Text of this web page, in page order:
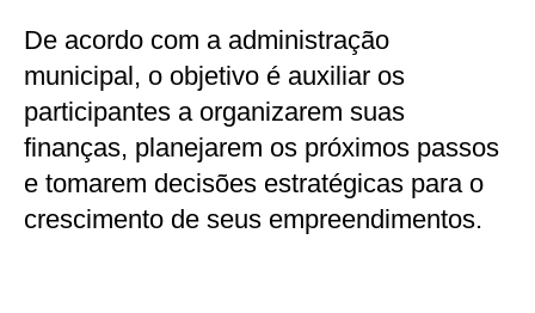
De acordo com a administração
municipal, o objetivo é auxiliar os
participantes a organizarem suas
finanças, planejarem os próximos passos
e tomarem decisões estratégicas para o
crescimento de seus empreendimentos.